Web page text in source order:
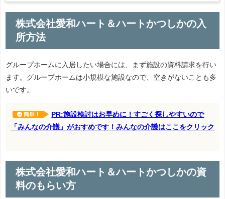
株式会社愛和ハート＆ハートかつしかの入
所方法
グループホームに入居したい場合には、まず施設の資料請求を行い
ます。グループホームは小規模な施設なので、空きがないことも多
いです。
簡単！
PR:施設検討はお早めに！すごく探しやすいので
「みんなの介護」がおすめです！みんなの介護はここをクリック
株式会社愛和ハート＆ハートかつしかの資
料のもらい方